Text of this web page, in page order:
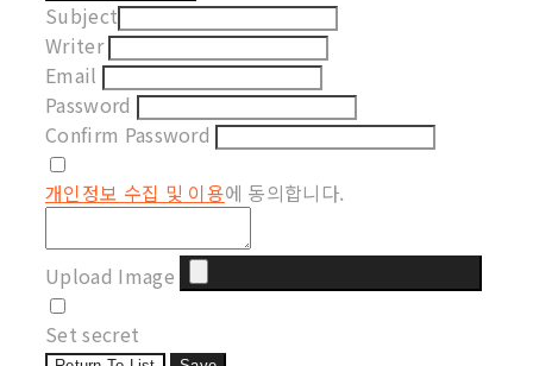
Subject
Writer
Email
Password
Confirm Password
개인정보 수집 및 이용에 동의합니다.
Upload Image
Set secret